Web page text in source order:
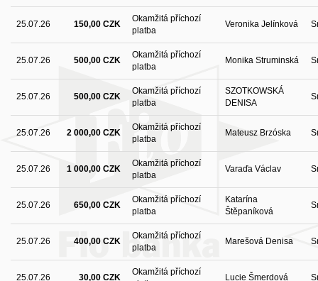
25.07.26 150,00 CZK
Okamžitá příchozí
platba
Veronika Jelínková
25.07.26 500,00 CZK
Okamžitá příchozí
platba
Monika Struminská
25.07.26 500,00 CZK
Okamžitá příchozí
platba
SZOTKOWSKÁ
DENISA
25.07.26 2 000,00 CZK
Okamžitá příchozí
platba
Mateusz Brzóska
25.07.26 1 000,00 CZK
Okamžitá příchozí
platba
Varaďa Václav
25.07.26 650,00 CZK
Okamžitá příchozí
platba
Katarína
Štěpaníková
25.07.26 400,00 CZK
Okamžitá příchozí
platba
Marešová Denisa
25.07.26 30,00 CZK
Okamžitá příchozí
Lucie Šmerdová